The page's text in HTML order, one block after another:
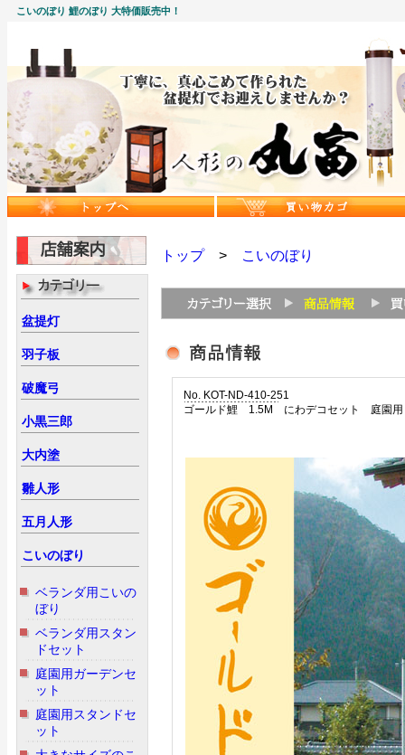
こいのぼり 鯉のぼり 大特価販売中！
盆提灯
羽子板
破魔弓
小黒三郎
大内塗
雛人形
五月人形
こいのぼり
ベランダ用こいの
ぼり
ベランダ用スタン
ドセット
庭園用ガーデンセ
ット
庭園用スタンドセ
ット
トップ> こいのぼり
No. KOT-ND-410-251
ゴールド鯉 1.5M にわデコセット 庭園用